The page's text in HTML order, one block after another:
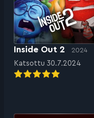
Inside Out 2 2024
Katsottu 30.7.2024